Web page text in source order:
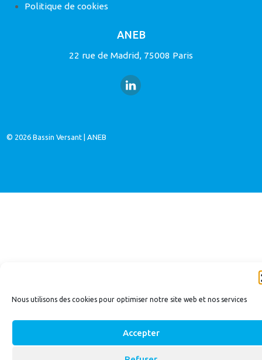
Nous utilisons des cookies pour optimiser notre site web et nos services
Accepter
Politique de cookies
ANEB
22 rue de Madrid, 75008 Paris
© 2026Bassin Versant |ANEB